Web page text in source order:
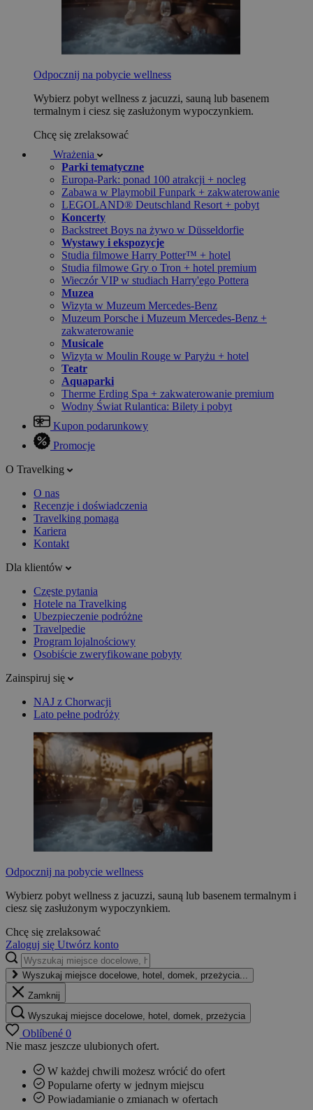
Odpocznij na pobycie wellness
Wybierz pobyt wellness z jacuzzi, sauną lub basenem
termalnym i ciesz się zasłużonym wypoczynkiem.
Chcę się zrelaksować
Wrażenia
Parki tematyczne
Europa-Park: ponad 100 atrakcji + nocleg
Zabawa w Playmobil Funpark + zakwaterowanie
LEGOLAND® Deutschland Resort + pobyt
Koncerty
Backstreet Boys na żywo w Düsseldorfie
Wystawy i ekspozycje
Studia filmowe Harry Potter™ + hotel
Studia filmowe Gry o Tron + hotel premium
Wieczór VIP w studiach Harry'ego Pottera
Muzea
Wizyta w Muzeum Mercedes-Benz
Muzeum Porsche i Muzeum Mercedes-Benz +
zakwaterowanie
Musicale
Wizyta w Moulin Rouge w Paryżu + hotel
Teatr
Aquaparki
Therme Erding Spa + zakwaterowanie premium
Wodny Świat Rulantica: Bilety i pobyt
Kupon podarunkowy
Promocje
O Travelking
O nas
Recenzje i doświadczenia
Travelking pomaga
Kariera
Kontakt
Dla klientów
Częste pytania
Hotele na Travelking
Ubezpieczenie podróżne
Travelpedie
Program lojalnościowy
Osobiście zweryfikowane pobyty
Zainspiruj się
NAJ z Chorwacji
Lato pełne podróży
Odpocznij na pobycie wellness
Wybierz pobyt wellness z jacuzzi, sauną lub basenem termalnym i
ciesz się zasłużonym wypoczynkiem.
Chcę się zrelaksować
Zaloguj się Utwórz konto
Wyszukaj miejsce docelowe, hotel, domek, przeżycia...
Zamknij
Wyszukaj miejsce docelowe, hotel, domek, przeżycia
Oblíbené 0
Nie masz jeszcze ulubionych ofert.
W każdej chwili możesz wrócić do ofert
Popularne oferty w jednym miejscu
Powiadamianie o zmianach w ofertach